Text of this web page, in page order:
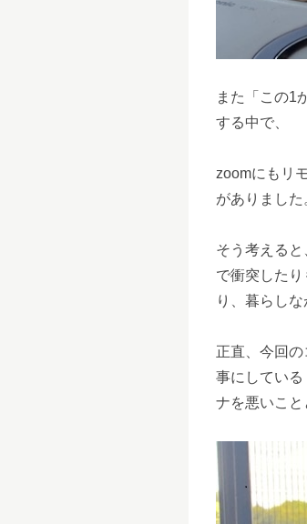
また「この1
する中で、
zoomにもリ
がありまし
そう考える
で衝突した
り、暮らし
正直、今回
事にしている
ナを悪いこと